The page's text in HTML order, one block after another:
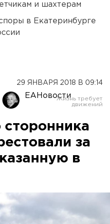
и шахтерам
в Екатеринбурге
29 ЯНВАРЯ 2018 В 09:14
ЕАНовости
сторонника
за
в